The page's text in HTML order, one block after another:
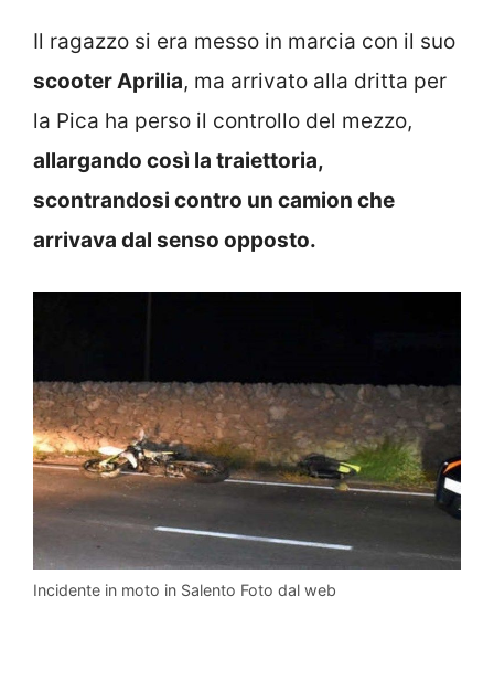
Il ragazzo si era messo in marcia con il suo
scooter Aprilia, ma arrivato alla dritta per
la Pica ha perso il controllo del mezzo,
allargando così la traiettoria,
scontrandosi contro un camion che
arrivava dal senso opposto.
Incidente in moto in Salento Foto dal web